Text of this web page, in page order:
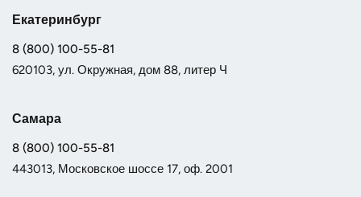
Екатеринбург
8 (800) 100-55-81
620103, ул. Окружная, дом 88, литер Ч
Самара
8 (800) 100-55-81
443013, Московское шоссе 17, оф. 2001